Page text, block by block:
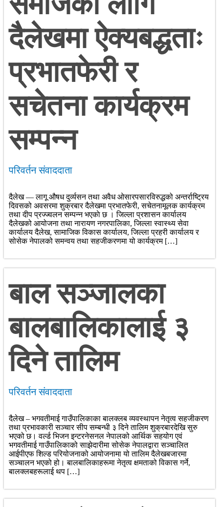
दैलेखमा ऐक्यबद्धताः
प्रभातफेरी र
सचेतना कार्यक्रम
सम्पन्न
परिवर्तन संवाददाता
दैलेख — लागू औषध दुर्व्यसन तथा अवैध ओसारपसारविरुद्धको अन्तर्राष्ट्रिय
दिवसको अवसरमा शुक्रबार दैलेखमा प्रभातफेरी, सचेतनामूलक कार्यक्रम
तथा दीप प्रज्ज्वलन सम्पन्न भएकाे छ । जिल्ला प्रशासन कार्यालय
दैलेखको आयोजना तथा नारायण नगरपालिका, जिल्ला स्वास्थ्य सेवा
कार्यालय दैलेख, सामाजिक विकास कार्यालय, जिल्ला प्रहरी कार्यालय र
सोसेक नेपालको समन्वय तथा सहजीकरणमा यो कार्यक्रम […]
बाल सञ्जालका
बालबालिकालाई ३
दिने तालिम
परिवर्तन संवाददाता
दैलेख – भगवतीमाई गाउँपालिकाका बालक्लब व्यवस्थापन नेतृत्व सहजीकरण
तथा प्रभावकारी सञ्चार सीप सम्बन्धी ३ दिने तालिम शुक्रबारदेखि सुरु
भएको छ। वर्ल्ड भिजन इन्टरनेसनल नेपालको आर्थिक सहयोग एवं
भगवतीमाई गाउँपालिकाको साझेदारीमा सोसेक नेपालद्वारा सञ्चालित
आईपीएफ शिल्ड परियोजनाको आयोजनामा यो तालिम दैलेखबजारमा
सञ्चालन भएको हो। बालबालिकाहरूमा नेतृत्व क्षमताको विकास गर्ने,
बालक्लबहरूलाई थप […]